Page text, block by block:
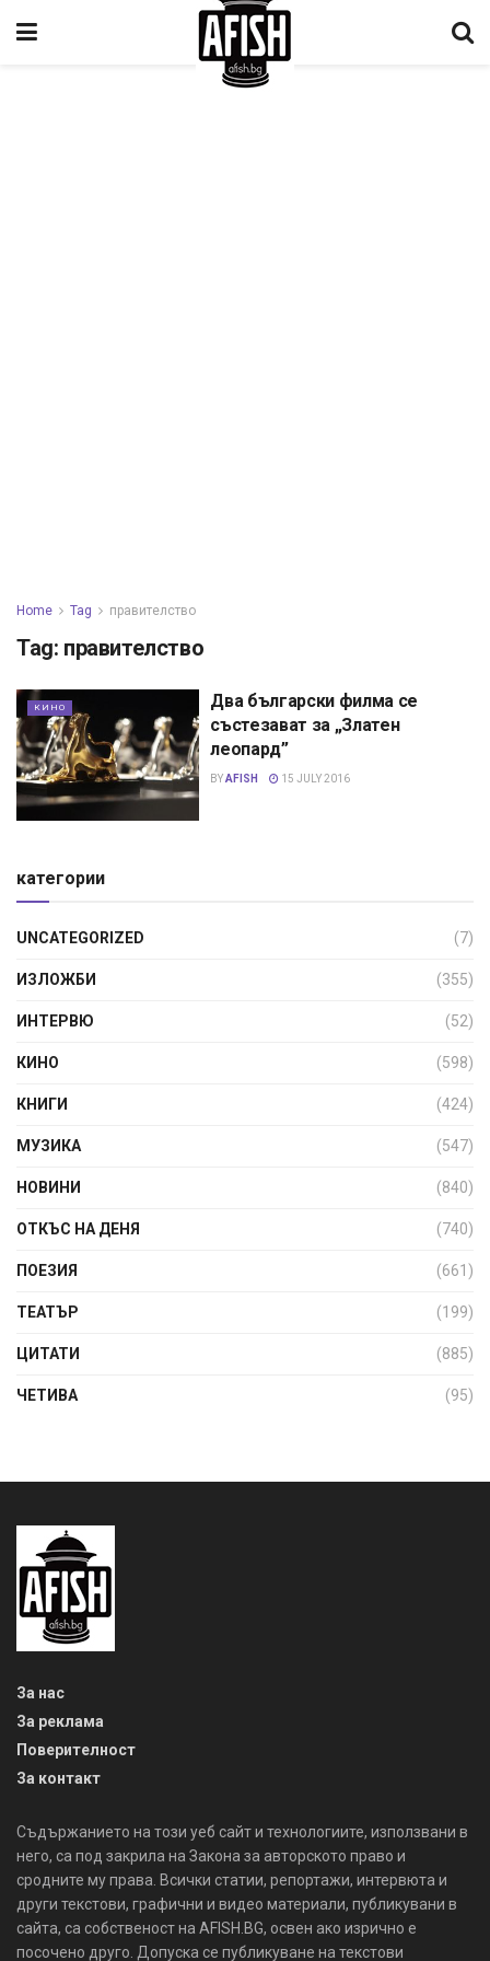
Home Tag правителство
Tag: правителство
КИНО
Два български филма се
състезават за „Златен
леопард”
BYAFISH 15 JULY 2016
категории
UNCATEGORIZED (7)
ИЗЛОЖБИ (355)
ИНТЕРВЮ (52)
КИНО (598)
КНИГИ (424)
МУЗИКА (547)
НОВИНИ (840)
ОТКЪС НА ДЕНЯ (740)
ПОЕЗИЯ (661)
ТЕАТЪР (199)
ЦИТАТИ (885)
ЧЕТИВА (95)
За нас
За реклама
Поверителност
За контакт
Съдържанието на този уеб сайт и технологиите, използвани в
него, са под закрила на Закона за авторското право и
сродните му права. Всички статии, репортажи, интервюта и
други текстови, графични и видео материали, публикувани в
сайта, са собственост на AFISH.BG, освен ако изрично е
посочено друго. Допуска се публикуване на текстови